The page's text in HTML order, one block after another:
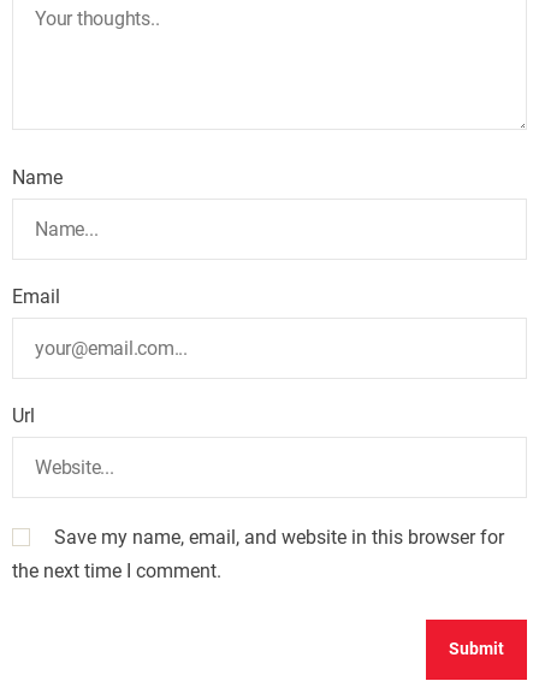
Name
Email
Url
Save my name, email, and website in this browser for
the next time I comment.